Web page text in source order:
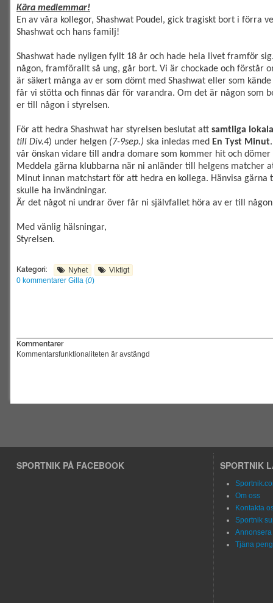
Kära medlemmar!
En av våra kollegor, Shashwat Poudel, gick tragiskt bort i förra
Shashwat och hans familj!
Shashwat hade nyligen fyllt 18 år och hade hela livet framför
någon, framförallt så ung, går bort. Vi är chockade och förstår
är säkert många av er som dömt med Shashwat eller som
får vi stötta och finnas där för varandra. Om det är någon som
er till någon i styrelsen.
För att hedra Shashwat har styrelsen beslutat att samtliga
till Div.4) under helgen (7-9sep.) ska inledas med En Tyst Minut
vår önskan vidare till andra domare som kommer hit och
Meddela gärna klubbarna när ni anländer till helgens matcher
Minut innan matchstart för att hedra en kollega. Hänvisa gärna
skulle ha invändningar.
Är det något ni undrar över får ni självfallet höra av er till
Med vänlig hälsningar,
Styrelsen.
Kategori: Nyhet
Viktigt
0 kommentarer Gilla (0)
Kommentarer
Kommentarsfunktionaliteten är avstängd
SPORTNIK PÅ FACEBOOK SPORTNIK
Om oss
Kontakta
Sportnik
Tjäna